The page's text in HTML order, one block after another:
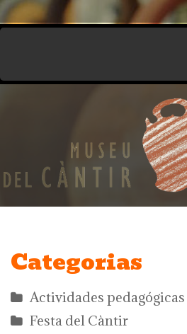
Pasar al contenido principal
Categorias
Actividades pedagógicas
Festa del Càntir